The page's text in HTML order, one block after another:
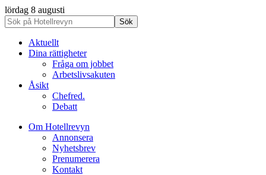
lördag 8 augusti
Aktuellt
Dina rättigheter
Fråga om jobbet
Arbetslivsakuten
Åsikt
Chefred.
Debatt
Om Hotellrevyn
Annonsera
Nyhetsbrev
Prenumerera
Kontakt